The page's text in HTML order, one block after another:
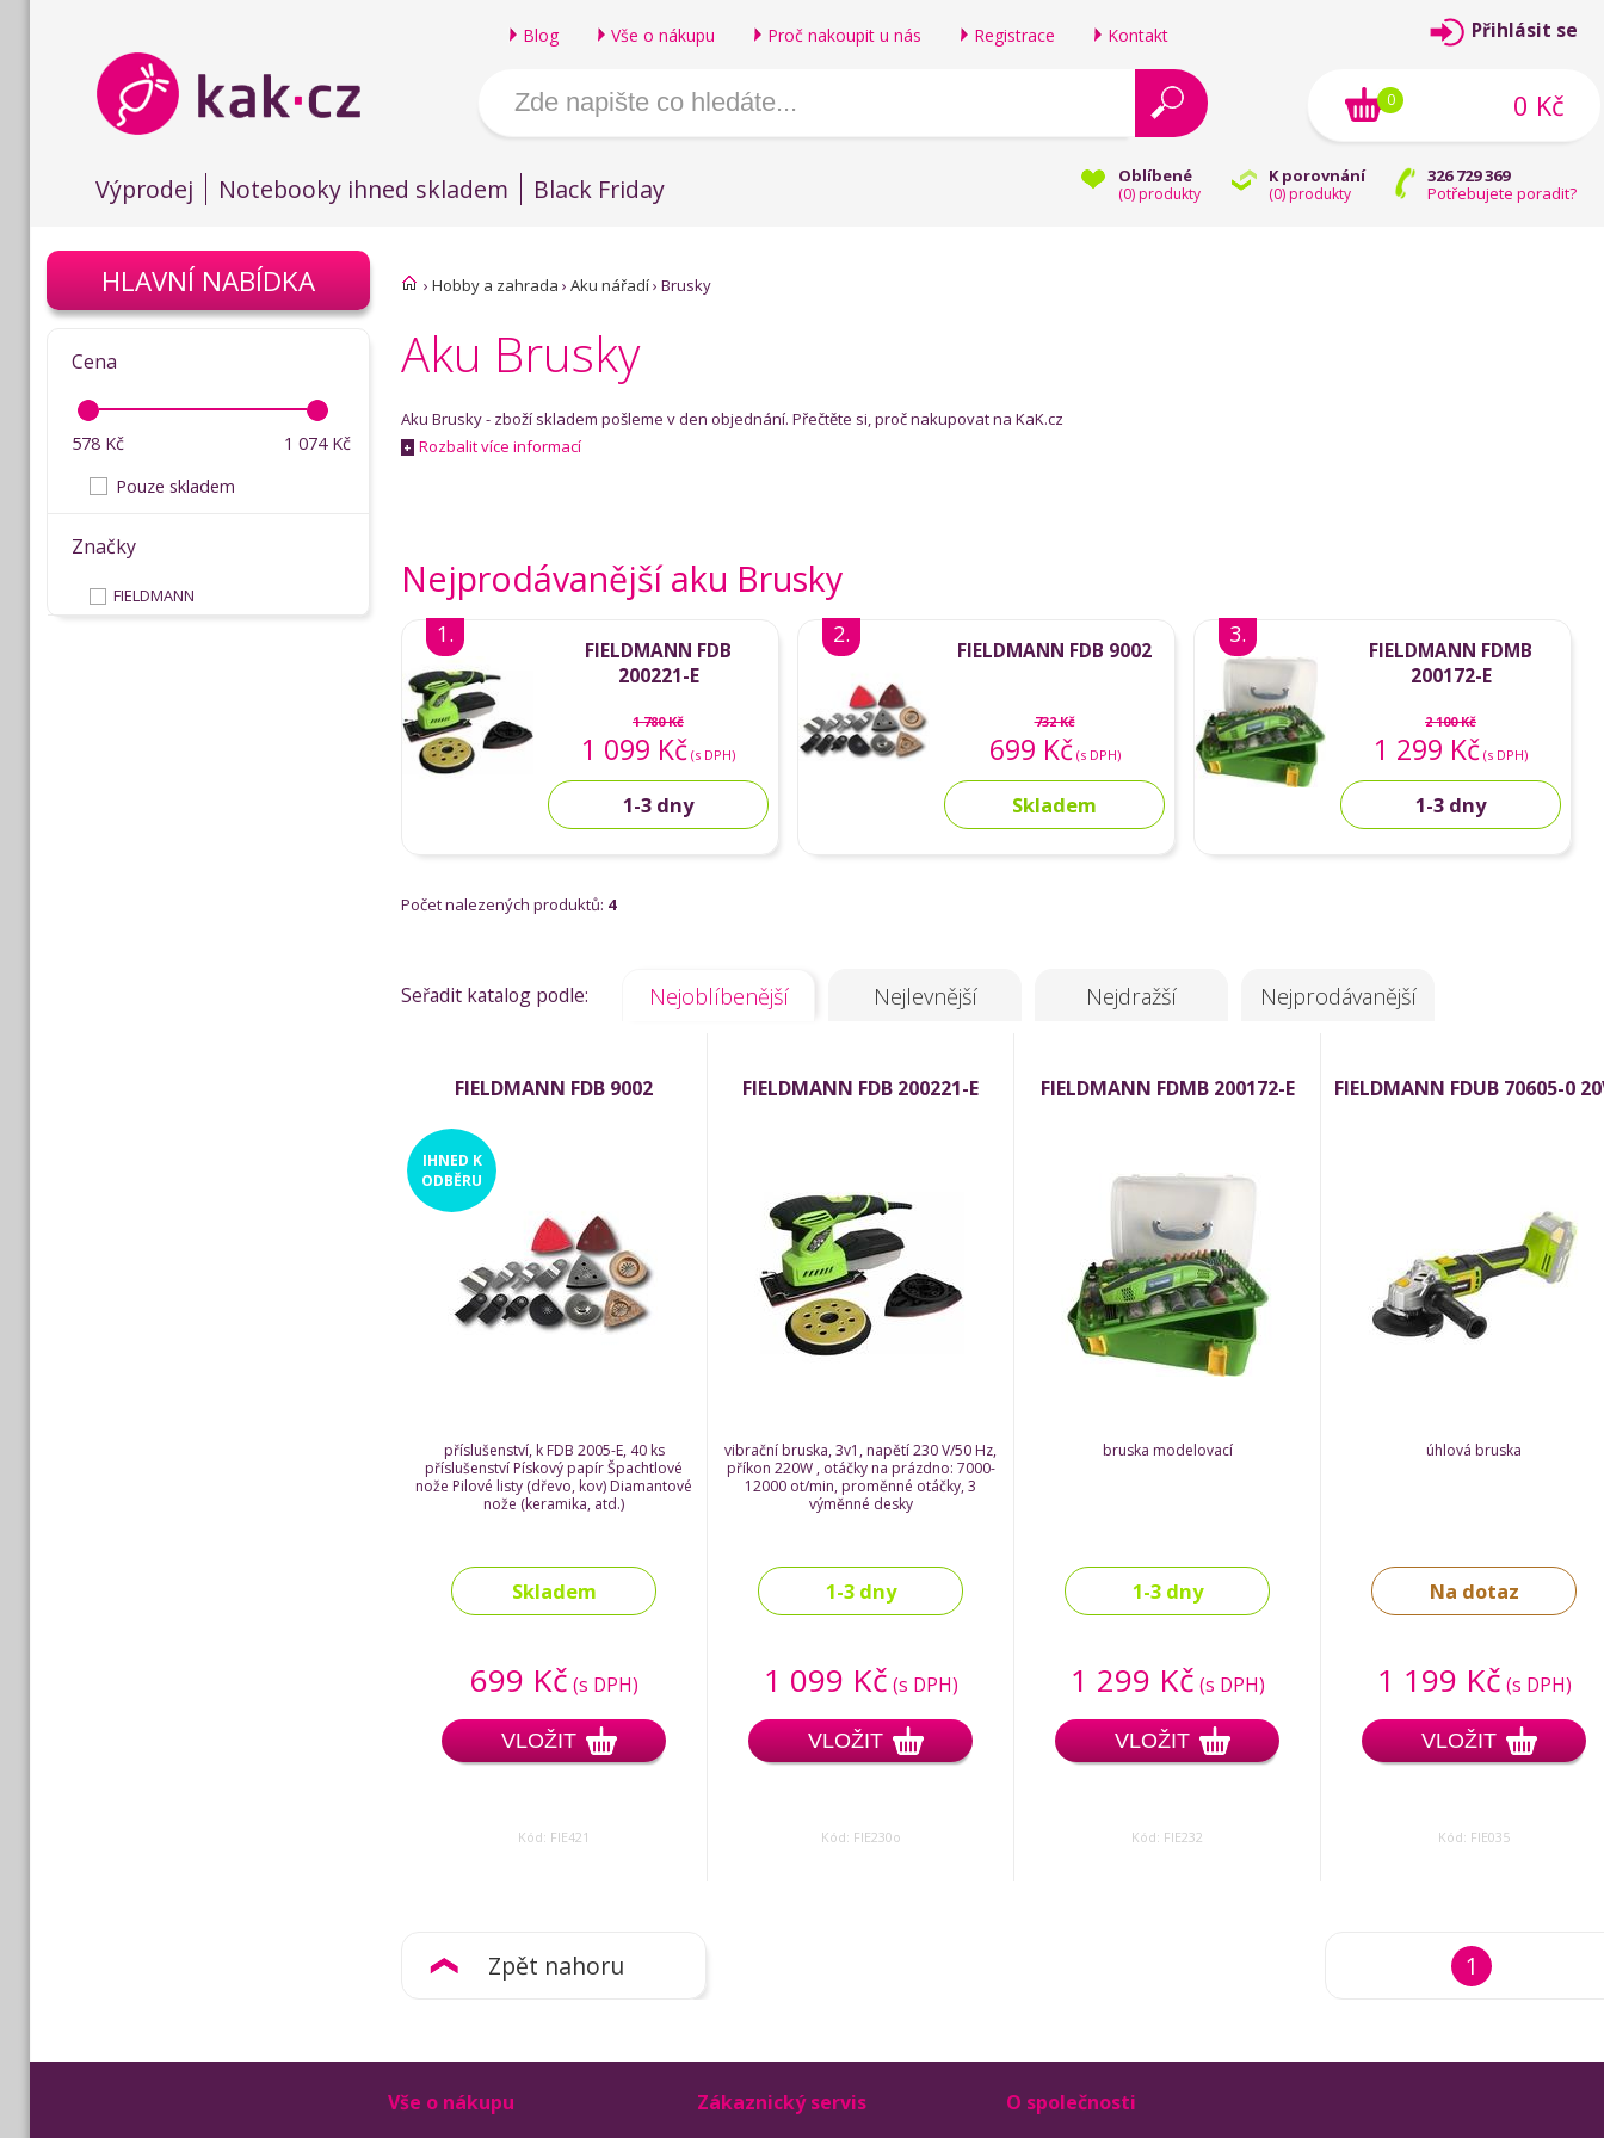
Blog Vše o nákupu Proč nakoupit u nás Registrace Kontakt
Oblíbené
(0) produkty
K porovnání
(0) produkty
326 729 369
Potřebujete poradit?
Výprodej Notebooky ihned skladem Black Friday
Přihlásit se
0 Kč
0
› Hobby a zahrada › Aku nářadí› Brusky
Aku Brusky
Aku Brusky - zboží skladem pošleme v den objednání. Přečtěte si, proč nakupovat na KaK.cz
+ Rozbalit více informací
Nejprodávanější aku Brusky
1.
FIELDMANN FDB
200221-E
1 780 Kč
1 099 Kč (s DPH)
1-3 dny
2.
FIELDMANN FDB 9002
732 Kč
699 Kč(s DPH)
Skladem
3.
FIELDMANN FDMB
200172-E
2 100 Kč
1 299 Kč (s DPH)
1-3 dny
Počet nalezených produktů: 4
Seřadit katalog podle: Nejoblíbenější Nejlevnější Nejdražší Nejprodávanější
FIELDMANN FDB 9002
příslušenství, k FDB 2005-E, 40 ks
příslušenství Pískový papír Špachtlové
nože Pilové listy (dřevo, kov) Diamantové
nože (keramika, atd.)
IHNED K
ODBĚRU
Skladem
699 Kč (s DPH)
VLOŽIT
Kód: FIE421
FIELDMANN FDB 200221-E
vibrační bruska, 3v1, napětí 230 V/50 Hz,
příkon 220W , otáčky na prázdno: 7000-
12000 ot/min, proměnné otáčky, 3
výměnné desky
1-3 dny
1 099 Kč (s DPH)
VLOŽIT
Kód: FIE230o
FIELDMANN FDMB 200172-E
bruska modelovací
1-3 dny
1 299 Kč (s DPH)
VLOŽIT
Kód: FIE232
FIELDMANN FDUB 70605-0
úhlová bruska
Na dotaz
1 199 Kč (s DPH)
VLOŽIT
Kód: FIE035
Zpět nahoru 1
HLAVNÍ NABÍDKA
Cena
578 Kč 1 074Kč
Pouze skladem
Značky
FIELDMANN
Vše o nákupu Zákaznický servis O společnosti